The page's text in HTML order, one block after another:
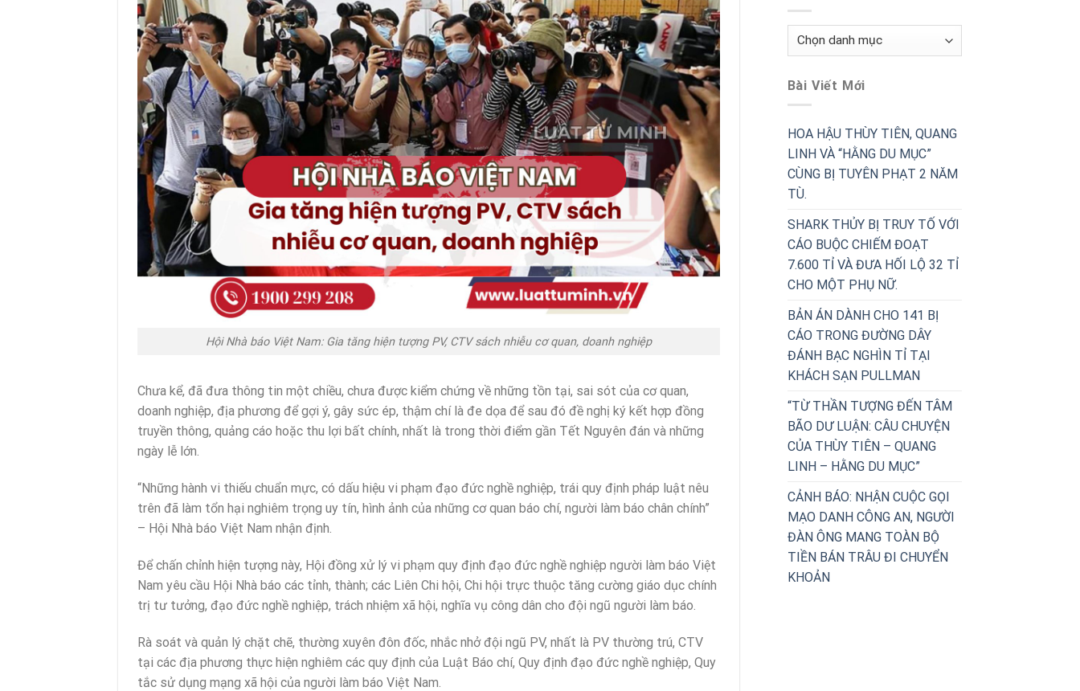
Hội Nhà báo Việt Nam: Gia tăng hiện tượng PV, CTV sách nhiễu cơ quan, doanh nghiệp
Chưa kể, đã đưa thông tin một chiều, chưa được kiểm chứng về những tồn tại, sai sót của cơ quan,
doanh nghiệp, địa phương để gợi ý, gây sức ép, thậm chí là đe dọa để sau đó đề nghị ký kết hợp đồng
truyền thông, quảng cáo hoặc thu lợi bất chính, nhất là trong thời điểm gần Tết Nguyên đán và những
ngày lễ lớn.
“Những hành vi thiếu chuẩn mực, có dấu hiệu vi phạm đạo đức nghề nghiệp, trái quy định pháp luật nêu
trên đã làm tổn hại nghiêm trọng uy tín, hình ảnh của những cơ quan báo chí, người làm báo chân chính”
– Hội Nhà báo Việt Nam nhận định.
Để chấn chỉnh hiện tượng này, Hội đồng xử lý vi phạm quy định đạo đức nghề nghiệp người làm báo Việt
Nam yêu cầu Hội Nhà báo các tỉnh, thành; các Liên Chi hội, Chi hội trực thuộc tăng cường giáo dục chính
trị tư tưởng, đạo đức nghề nghiệp, trách nhiệm xã hội, nghĩa vụ công dân cho đội ngũ người làm báo.
Rà soát và quản lý chặt chẽ, thường xuyên đôn đốc, nhắc nhở đội ngũ PV, nhất là PV thường trú, CTV
tại các địa phương thực hiện nghiêm các quy định của Luật Báo chí, Quy định đạo đức nghề nghiệp, Quy
tắc sử dụng mạng xã hội của người làm báo Việt Nam.
Chuyên
Bài Viết Mới
HOA HẬU THÙY TIÊN, QUANG
LINH VÀ “HẰNG DU MỤC”
CÙNG BỊ TUYÊN PHẠT 2 NĂM
TÙ.
SHARK THỦY BỊ TRUY TỐ VỚI
CÁO BUỘC CHIẾM ĐOẠT
7.600 TỈ VÀ ĐƯA HỐI LỘ 32 TỈ
CHO MỘT PHỤ NỮ.
BẢN ÁN DÀNH CHO 141 BỊ
CÁO TRONG ĐƯỜNG DÂY
ĐÁNH BẠC NGHÌN TỈ TẠI
KHÁCH SẠN PULLMAN
“TỪ THẦN TƯỢNG ĐẾN TÂM
BÃO DƯ LUẬN: CÂU CHUYỆN
CỦA THÙY TIÊN – QUANG
LINH – HẰNG DU MỤC”
CẢNH BÁO: NHẬN CUỘC GỌI
MẠO DANH CÔNG AN, NGƯỜI
ĐÀN ÔNG MANG TOÀN BỘ
TIỀN BÁN TRÂU ĐI CHUYỂN
KHOẢN